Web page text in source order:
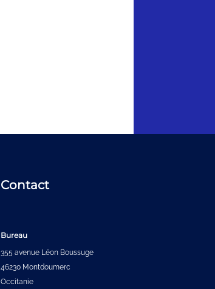
Contact
Bureau
355 avenue Léon Boussuge
46230 Montdoumerc
Occitanie